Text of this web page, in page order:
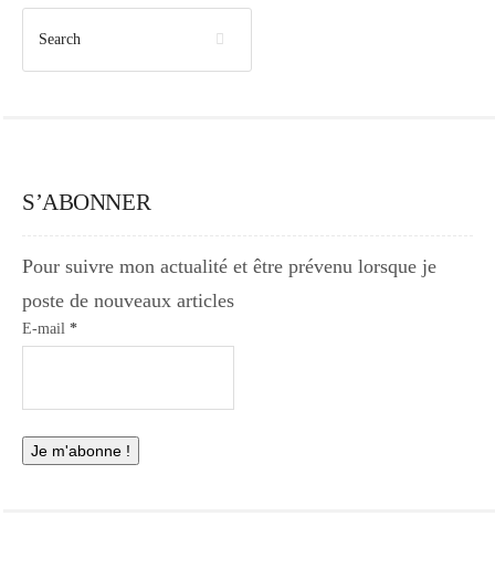
S’ABONNER
Pour suivre mon actualité et être prévenu lorsque je
poste de nouveaux articles
E-mail *